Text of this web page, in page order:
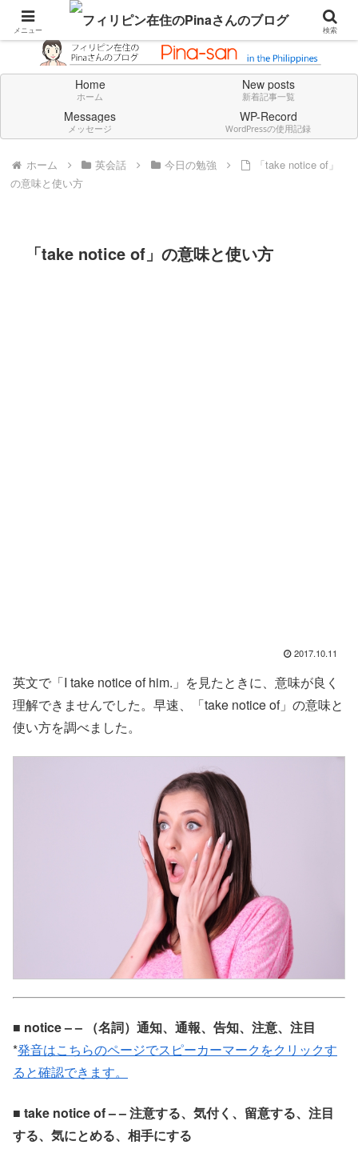
Don't think deeply. Feel always in English.
Home
ホーム
New posts
新着記事一覧
Messages
メッセージ
WP-Record
WordPressの使用記録
ホーム 英会話 今日の勉強
「take notice of」
の意味と使い方
「take notice of」の意味と使い方
2017.10.11
英文で「I take notice of him.」を見たときに、意味が良く
理解できませんでした。早速、「take notice of」の意味と
使い方を調べました。
■ notice – – （名詞）通知、通報、告知、注意、注目
*発音はこちらのページでスピーカーマークをクリックす
ると確認できます。
■ take notice of – – 注意する、気付く、留意する、注目
する、気にとめる、相手にする
メニュー 検索